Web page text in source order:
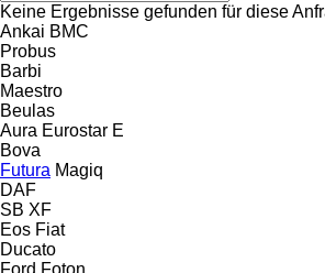
Keine Ergebnisse gefunden für diese
Ankai BMC
Probus
Barbi
Maestro
Beulas
Aura Eurostar E
Bova
Futura Magiq
DAF
SB XF
Eos Fiat
Ducato
Ford Foton